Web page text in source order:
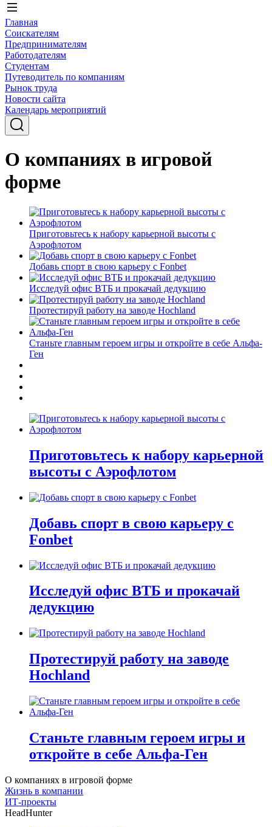
Главная
Соискателям
Предпринимателям
Работодателям
Студентам
Путеводитель по компаниям
Рынок труда
Новости сайта
Календарь мероприятий
О компаниях в игровой
форме
Приготовьтесь к набору карьерной высоты с
Аэрофлотом
Добавь спорт в свою карьеру с Fonbet
Исследуй офис ВТБ и прокачай дедукцию
Протестируй работу на заводе Hochland
Станьте главным героем игры и откройте в себе Альфа-
Ген
Приготовьтесь к набору карьерной
высоты с Аэрофлотом
Добавь спорт в свою карьеру с
Fonbet
Исследуй офис ВТБ и прокачай
дедукцию
Протестируй работу на заводе
Hochland
Станьте главным героем игры и
откройте в себе Альфа-Ген
О компаниях в игровой форме
Жизнь в компании
ИТ-проекты
HeadHunter